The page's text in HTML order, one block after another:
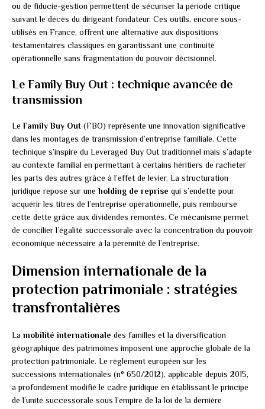
ou de fiducie-gestion permettent de sécuriser la période critique
suivant le décès du dirigeant fondateur. Ces outils, encore sous-
utilisés en France, offrent une alternative aux dispositions
testamentaires classiques en garantissant une continuité
opérationnelle sans fragmentation du pouvoir décisionnel.
Le Family Buy Out : technique avancée de
transmission
Le Family Buy Out (FBO) représente une innovation significative
dans les montages de transmission d’entreprise familiale. Cette
technique s’inspire du Leveraged Buy Out traditionnel mais s’adapte
au contexte familial en permettant à certains héritiers de racheter
les parts des autres grâce à l’effet de levier. La structuration
juridique repose sur uneholding de reprise qui s’endette pour
acquérir les titres de l’entreprise opérationnelle, puis rembourse
cette dette grâce aux dividendes remontés. Ce mécanisme permet
de concilier l’égalité successorale avec la concentration du pouvoir
économique nécessaire à la pérennité de l’entreprise.
Dimension internationale de la
protection patrimoniale : stratégies
transfrontalières
La mobilité internationale des familles et la diversification
géographique des patrimoines imposent une approche globale de la
protection patrimoniale. Le règlement européen sur les
successions internationales (n° 650/2012), applicable depuis 2015,
a profondément modifié le cadre juridique en établissant le principe
de l’unité successorale sous l’empire de la loi de la dernière